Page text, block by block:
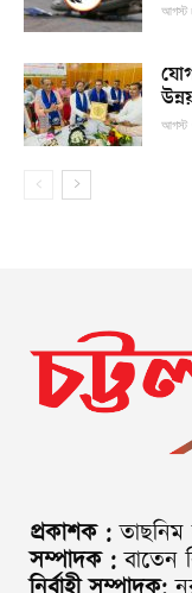
আগস্ট
আগস্ট
প্রকাশক :
সম্পাদক : বাতেন